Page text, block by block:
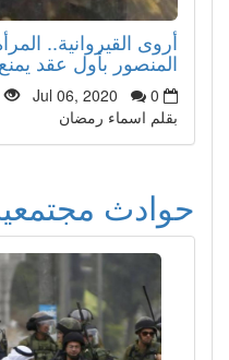
أروى القيروانية..
المنصور بأول عقد
Jul 06, 2020
0
بقلم اسماء رمضان
حوادث